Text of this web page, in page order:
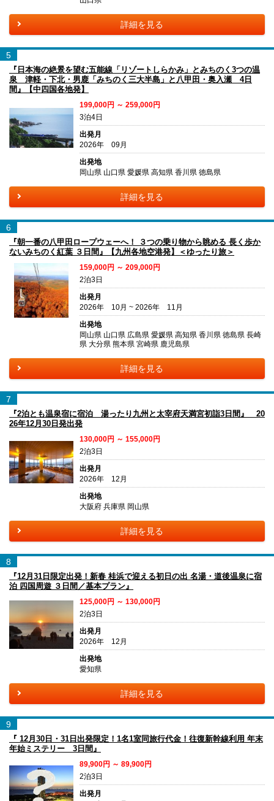
詳細を見る
5
『日本海の絶景を望む五能線「リゾートしらかみ」とみちのく3つの温
泉 津軽・下北・男鹿「みちのく三大半島」と八甲田・奥入瀬 4日
間』【中四国各地発】
199,000円 ～ 259,000円
3泊4日
出発月
2026年 09月
出発地
岡山県 山口県 愛媛県 高知県 香川県 徳島県
詳細を見る
6
『朝一番の八甲田ロープウェーへ！ ３つの乗り物から眺める 長く歩か
ないみちのく紅葉 ３日間』【九州各地空港発】＜ゆったり旅＞
159,000円 ～ 209,000円
2泊3日
出発月
2026年 10月 ~ 2026年 11月
出発地
岡山県 山口県 広島県 愛媛県 高知県 香川県 徳島県 長崎
県 大分県 熊本県 宮崎県 鹿児島県
詳細を見る
7
『2泊とも温泉宿に宿泊 湯ったり九州と太宰府天満宮初詣3日間』 20
26年12月30日発出発
130,000円 ～ 155,000円
2泊3日
出発月
2026年 12月
出発地
大阪府 兵庫県 岡山県
詳細を見る
8
『12月31日限定出発！新春 桂浜で迎える初日の出 名湯・道後温泉に宿
泊 四国周遊 ３日間／基本プラン』
125,000円 ～ 130,000円
2泊3日
出発月
2026年 12月
出発地
愛知県
詳細を見る
9
『 12月30日・31日出発限定！1名1室同旅行代金！往復新幹線利用 年末
年始ミステリー 3日間』
89,900円 ～ 89,900円
2泊3日
出発月